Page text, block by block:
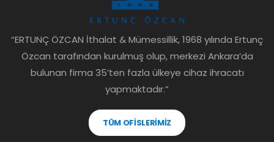
“ERTUNÇ ÖZCAN İthalat & Mümessillik, 1968 yılında Ertunç
Özcan tarafından kurulmuş olup, merkezi Ankara’da
bulunan firma 35’ten fazla ülkeye cihaz ihracatı
yapmaktadır.”
TÜM OFİSLERİMİZ